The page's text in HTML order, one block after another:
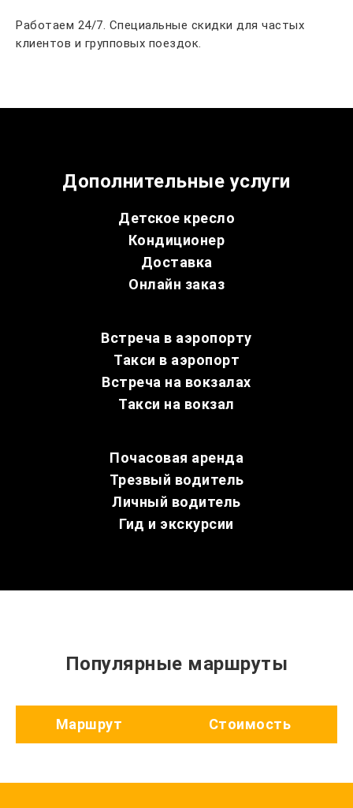
Работаем 24/7. Специальные скидки для частых
клиентов и групповых поездок.
Дополнительные услуги
Детское кресло
Кондиционер
Доставка
Онлайн заказ
Встреча в аэропорту
Такси в аэропорт
Встреча на вокзалах
Такси на вокзал
Почасовая аренда
Трезвый водитель
Личный водитель
Гид и экскурсии
Популярные маршруты
Маршрут Стоимость